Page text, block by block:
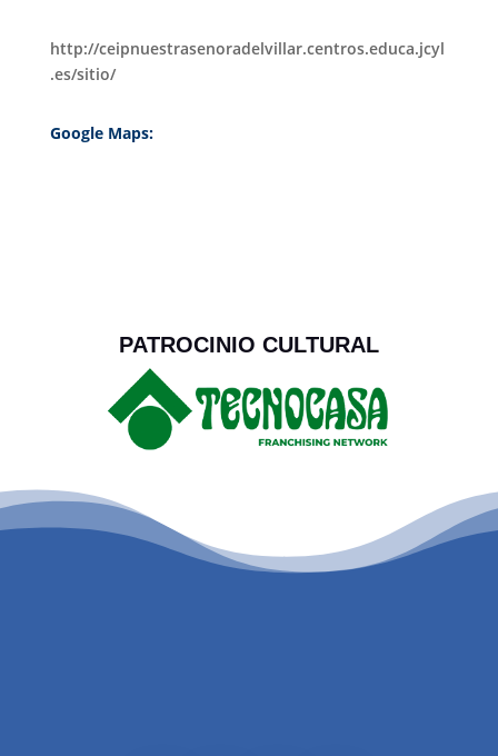
http://ceipnuestrasenoradelvillar.centros.educa.jcyl
.es/sitio/
Google Maps:
PATROCINIO CULTURAL